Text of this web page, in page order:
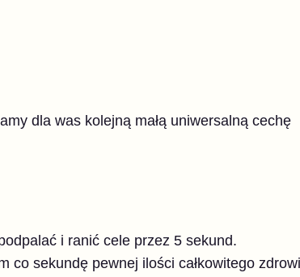
dla was kolejną małą uniwersalną cechę
i ranić cele przez 5 sekund.
co sekundę pewnej ilości całkowitego